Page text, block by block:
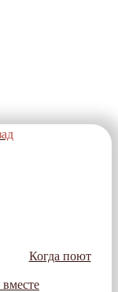
Когда поют